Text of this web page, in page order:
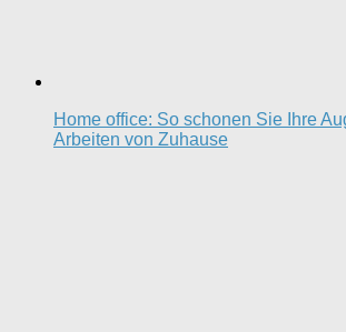
Home office: So schonen Sie Ihre
Arbeiten von Zuhause